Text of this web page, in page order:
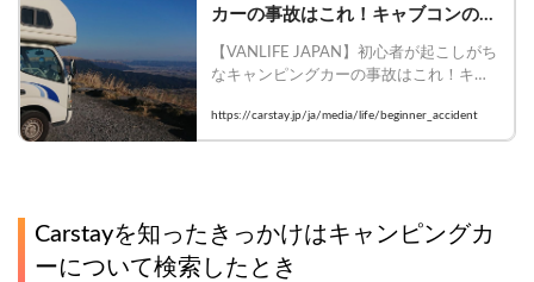
カーの事故はこれ！キャブコンの盲
【VANLIFE JAPAN】初心者が起こしがち
なキャンピングカーの事故はこれ！キャ
    #バンライフ #キャンピングカー
#VANLIFEJAPAN #車中泊
https://carstay.jp/ja/media/life/beginner_accident
Carstayを知ったきっかけはキャンピングカ
ーについて検索したとき